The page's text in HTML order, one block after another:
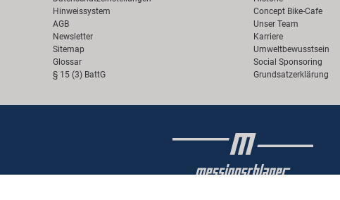
Hinweissystem
AGB
Newsletter
Sitemap
Glossar
§ 15 (3) BattG
Concept Bike-Cafe
Unser Team
Karriere
Umweltbewusstsein
Social Sponsoring
Grundsatzerklärung